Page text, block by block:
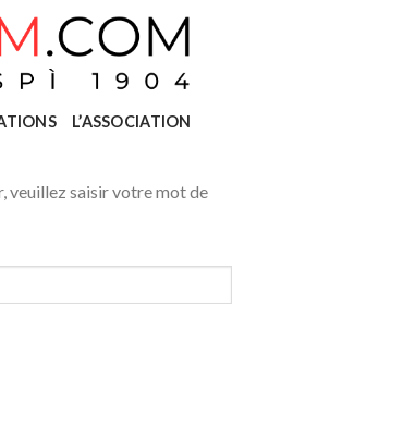
L’ASSOCIATION
veuillez saisir votre mot de